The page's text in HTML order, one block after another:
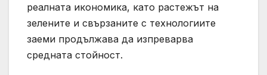
реалната икономика, като растежът на
зелените и свързаните с технологиите
заеми продължава да изпреварва
средната стойност.